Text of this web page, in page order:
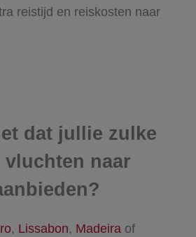
reistijd en reiskosten naar
dat jullie zulke
vluchten naar
, Lissabon, Madeiraof